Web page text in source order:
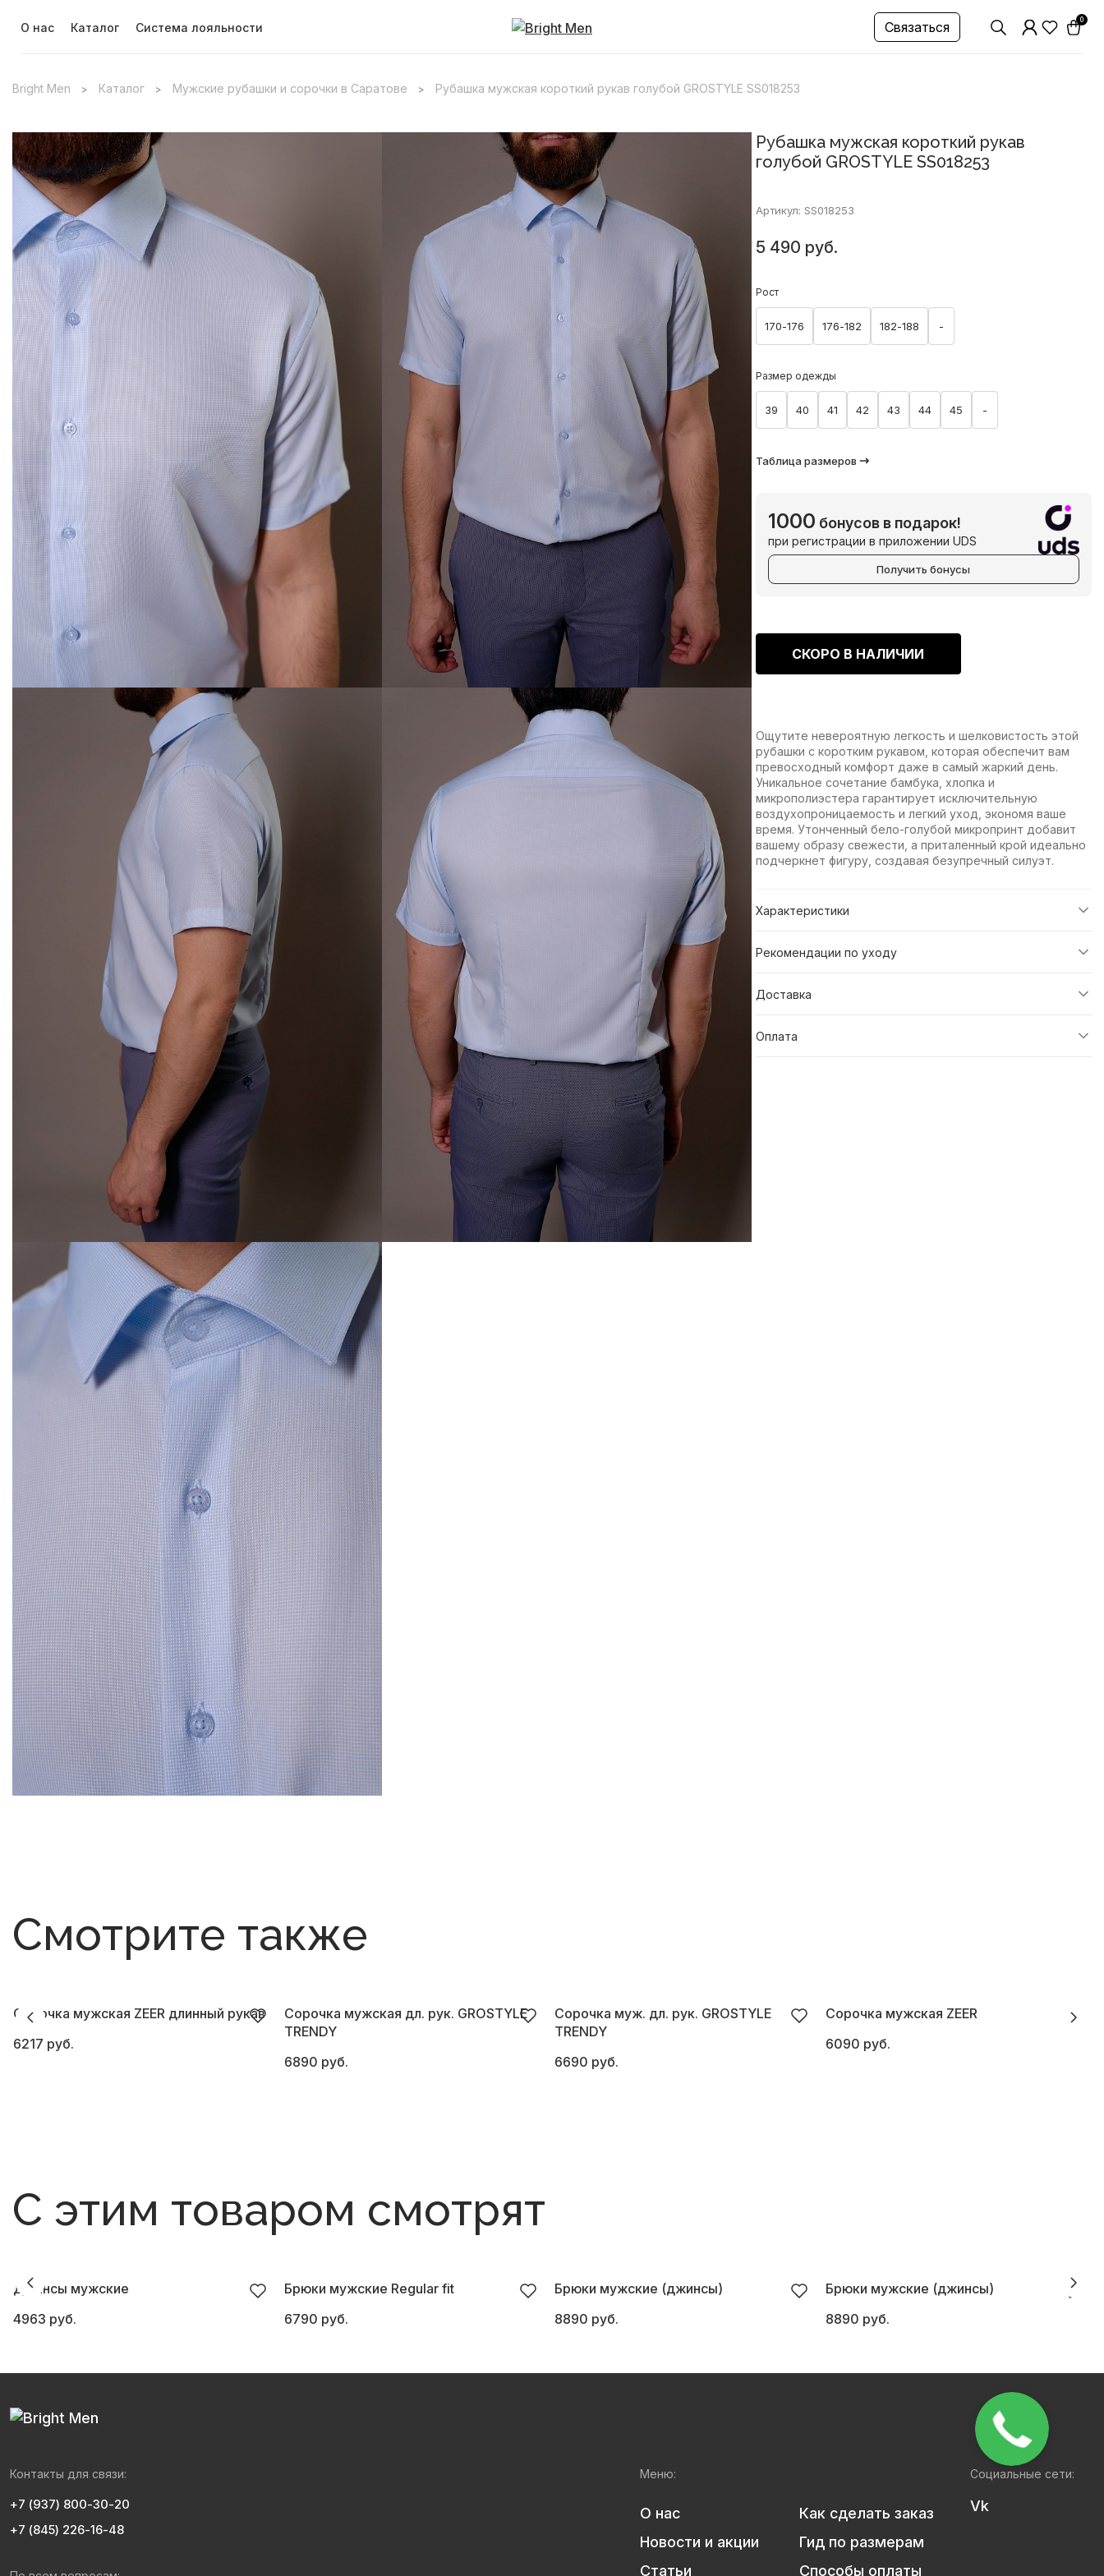
О нас Каталог Система лояльности Связаться 0
Bright Men > Каталог > Мужские рубашки и сорочки в Саратове > Рубашка мужская короткий рукав голубой GROSTYLE SS018253
Рубашка мужская короткий рукав
голубой GROSTYLE SS018253
Артикул: SS018253
5 490 руб.
Рост
170-176 176-182 182-188 -
Размер одежды
39 40 41 42 43 44 45 -
Таблица размеров
1000 бонусов в подарок!
при регистрации в приложении UDS
Получить бонусы
СКОРО В НАЛИЧИИ
Ощутите невероятную легкость и шелковистость этой
рубашки с коротким рукавом, которая обеспечит вам
превосходный комфорт даже в самый жаркий день.
Уникальное сочетание бамбука, хлопка и
микрополиэстера гарантирует исключительную
воздухопроницаемость и легкий уход, экономя ваше
время. Утонченный бело-голубой микропринт добавит
вашему образу свежести, а приталенный крой идеально
подчеркнет фигуру, создавая безупречный силуэт.
Характеристики
Рекомендации по уходу
Доставка
Оплата
Смотрите также
Сорочка мужская ZEER длинный рукав
6217 руб.
Сорочка мужская дл. рук. GROSTYLE
TRENDY
6890 руб.
Сорочка муж. дл. рук. GROSTYLE
TRENDY
6690 руб.
Сорочка мужская ZEER
6090 руб.
С этим товаром смотрят
Джинсы мужские
4963 руб.
Брюки мужские Regular fit
6790 руб.
Брюки мужские (джинсы)
8890 руб.
Брюки мужские (джинсы)
8890 руб.
Контакты для связи:
+7 (937) 800-30-20
+7 (845) 226-16-48
Меню:
О нас
Новости и акции
Статьи
Как сделать заказ
Гид по размерам
Способы оплаты
Социальные сети:
Vk